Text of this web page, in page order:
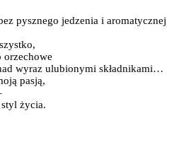
pysznego jedzenia i aromatycznej
orzechowe
wyraz ulubionymi składnikami…
pasją,
życia.